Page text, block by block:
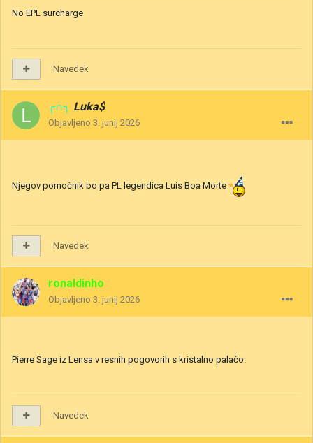
No EPL surcharge
Navedek
╭∩╮ Luka$
Objavljeno 3. junij 2026
Njegov pomočnik bo pa PL legendica Luis Boa Morte
Navedek
ronaldinho
Objavljeno 3. junij 2026
Pierre Sage iz Lensa v resnih pogovorih s kristalno palačo.
Navedek